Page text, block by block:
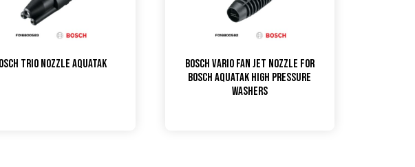
Trio Nozzle Aquatak
Bosch Vario Fan Jet Nozzle for
Bosch Aquatak High Pressure
Washers